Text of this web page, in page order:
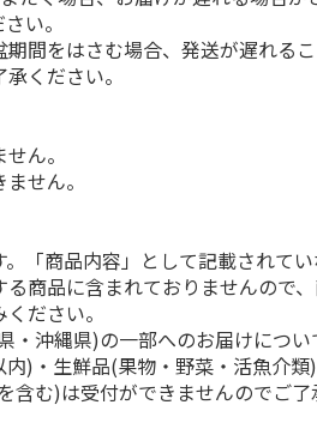
600円
(送料別・税込)
5.0（6）
1,100円
い。
間をはさむ場合、発送が遅れる
ください。
ん。
せん。
「商品内容」として記載されて
商品に含まれておりませんので
ださい。
・沖縄県)の一部へのお届けについ
)・生鮮品(果物・野菜・活魚介類)
含む)は受付ができませんのでご了